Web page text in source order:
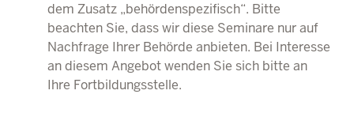
dem Zusatz „behördenspezifisch“. Bitte
beachten Sie, dass wir diese Seminare nur auf
Nachfrage Ihrer Behörde anbieten. Bei Interesse
an diesem Angebot wenden Sie sich bitte an
Ihre Fortbildungsstelle.